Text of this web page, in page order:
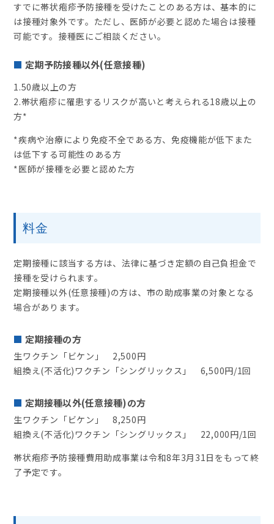
すでに帯状疱疹予防接種を受けたことのある方は、基本的に
は接種対象外です。ただし、医師が必要と認めた場合は接種
可能です。接種医にご相談ください。
定期予防接種以外(任意接種)
1.50歳以上の方
2.帯状疱疹に罹患するリスクが高いと考えられる18歳以上の
方*
*疾病や治療により免疫不全である方、免疫機能が低下また
は低下する可能性のある方
*医師が接種を必要と認めた方
料金
定期接種に該当する方は、法律に基づき定額の自己負担金で
接種を受けられます。
定期接種以外(任意接種)の方は、市の助成事業の対象となる
場合があります。
定期接種の方
生ワクチン「ビケン」 2,500円
組換え(不活化)ワクチン「シングリックス」 6,500円/1回
定期接種以外(任意接種)の方
生ワクチン「ビケン」 8,250円
組換え(不活化)ワクチン「シングリックス」 22,000円/1回
帯状疱疹予防接種費用助成事業は令和8年3月31日をもって終
了予定です。